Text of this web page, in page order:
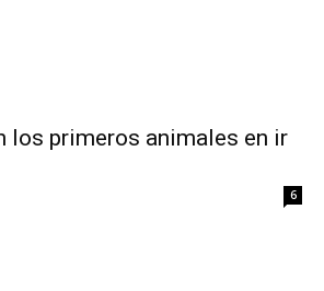
los primeros animales en ir
6